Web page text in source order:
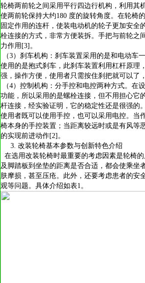
轮椅两前轮之间采用平行四边行机构，利用其
使两前轮保持大约180 度的旋转角度。在轮椅
固定作用的连杆，使装电动机的轮子更加安全
栓连接的方式，非常方便装拆。手把与前轮之
力作用[3]。
（3）刹车机构：刹车装置采用的是和电动车
使用的是抱式刹车，此刹车装置利用杠杆原理
强，操作方便，使用者只需按住刹把就可以了
（4）控制机构：分手控和电控两种方式。在
功能，所以采用的是螺栓连接，但不用担心它
杆连接，经实验证明，它的稳定性还是很强的
使用者既可以使用手控，也可以采用电控。当
椅本身的手控装置；当距离较远时或是有风等
的实现前进动作[2]。
3. 改装轮椅基本参数与创新特色介绍
在选用改装轮椅时最重要的考虑因素是轮椅
及脚踏板到坐垫的距离是否合适，都会使乘坐
肤摩损，甚至压疮。此外，还要考虑患者的安
观等问题。具体介绍如表1。